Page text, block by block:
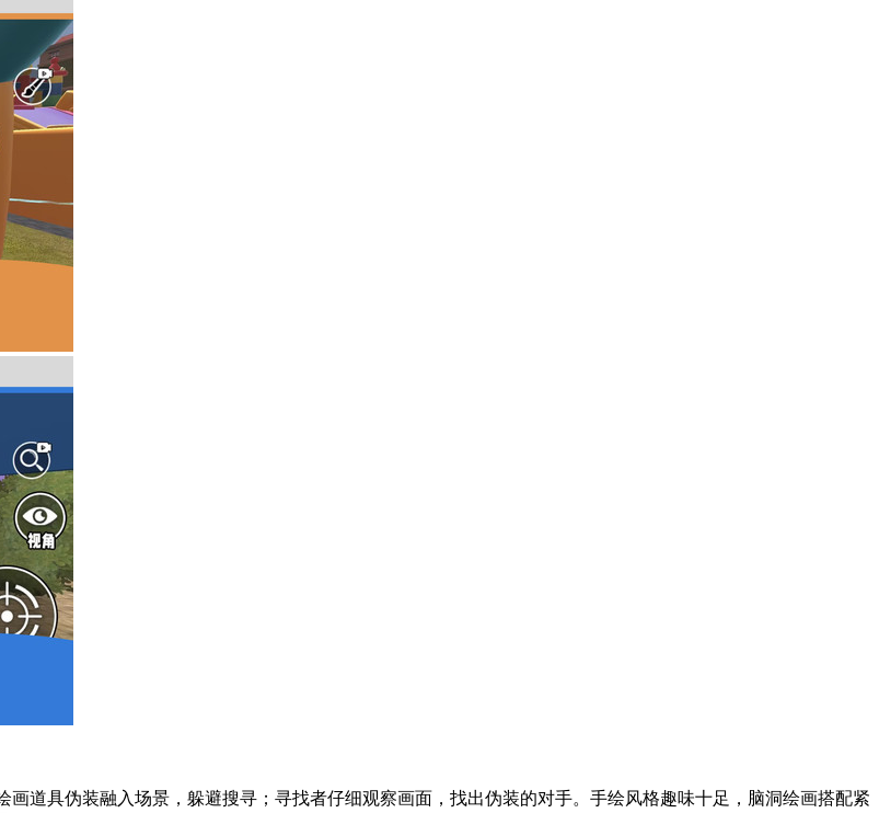
道具伪装融入场景，躲避搜寻；寻找者仔细观察画面，找出伪装的对手。手绘风格趣味十足，脑洞绘画搭配紧